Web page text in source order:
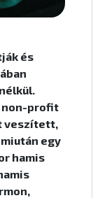
és
non-profit
veszített,
egy
hamis